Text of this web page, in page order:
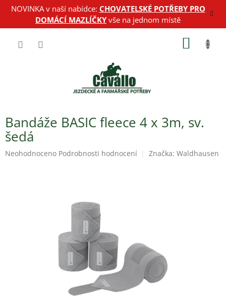
PřejítNOVINKA v naší nabídce: CHOVATELSKÉ POTŘEBY PRO
DOMÁCÍ MAZLÍČKYvše na jednom místě
Bandáže BASIC fleece 4 x 3m, sv.
šedá
Průměrné
Neohodnoceno Podrobnosti hodnocení Značka: Waldhausen